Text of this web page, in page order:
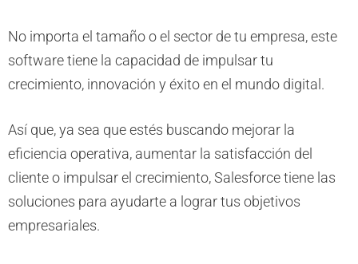
No importa el tamaño o el sector de tu empresa, este
software tiene la capacidad de impulsar tu
crecimiento, innovación y éxito en el mundo digital.
Así que, ya sea que estés buscando mejorar la
eficiencia operativa, aumentar la satisfacción del
cliente o impulsar el crecimiento, Salesforce tiene las
soluciones para ayudarte a lograr tus objetivos
empresariales.